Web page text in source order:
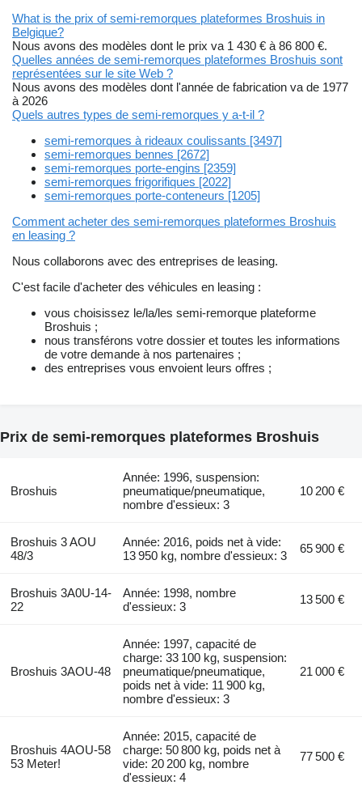
What is the prix of semi-remorques plateformes Broshuis in
Belgique?
Nous avons des modèles dont le prix va 1 430 € à 86 800 €.
Quelles années de semi-remorques plateformes Broshuis sont
représentées sur le site Web ?
Nous avons des modèles dont l'année de fabrication va de 1977
à 2026
Quels autres types de semi-remorques y a-t-il ?
semi-remorques à rideaux coulissants [3497]
semi-remorques bennes [2672]
semi-remorques porte-engins [2359]
semi-remorques frigorifiques [2022]
semi-remorques porte-conteneurs [1205]
Comment acheter des semi-remorques plateformes Broshuis
en leasing ?
Nous collaborons avec des entreprises de leasing.
C'est facile d'acheter des véhicules en leasing :
vous choisissez le/la/les semi-remorque plateforme
Broshuis ;
nous transférons votre dossier et toutes les informations
de votre demande à nos partenaires ;
des entreprises vous envoient leurs offres ;
Prix de semi-remorques plateformes Broshuis
Broshuis
Année: 1996, suspension:
pneumatique/pneumatique,
nombre d'essieux: 3
10 200 €
Broshuis 3 AOU
48/3
Année: 2016, poids net à vide:
13 950 kg, nombre d'essieux: 3
65 900 €
Broshuis 3A0U-14-
22
Année: 1998, nombre
d'essieux: 3
13 500 €
Broshuis 3AOU-48
Année: 1997, capacité de
charge: 33 100 kg, suspension:
pneumatique/pneumatique,
poids net à vide: 11 900 kg,
nombre d'essieux: 3
21 000 €
Broshuis 4AOU-58
53 Meter!
Année: 2015, capacité de
charge: 50 800 kg, poids net à
vide: 20 200 kg, nombre
d'essieux: 4
77 500 €